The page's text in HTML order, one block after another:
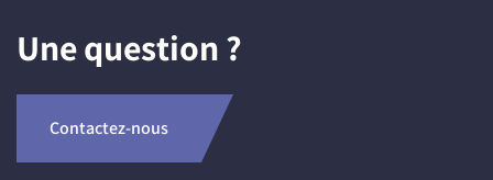
Une question ?
Contactez-nous